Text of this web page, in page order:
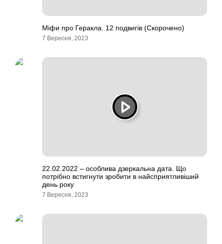
Міфи про Геракла. 12 подвигів (Скорочено)
7 Вересня, 2023
22.02.2022 – особлива дзеркальна дата. Що
потрібно встигнути зробити в найсприятливіший
день року
7 Вересня, 2023